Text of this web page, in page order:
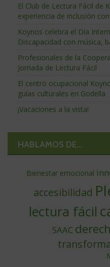
El Club de Lectura Fácil de
experiencia de inclusión
Koynos celebra el Día
Discapacidad con música,
Profesionales de la
Jornada de Lectura Fácil
El centro ocupacional
guías culturales en Godella
¡Vacaciones a la vista!
HABLAMOS DE...
Bienestar emocional
accesibilidad
lectura fácil
SAAC